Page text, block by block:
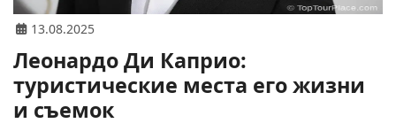
13.08.2025
Леонардо Ди Каприо:
туристические места его жизни
и съемок